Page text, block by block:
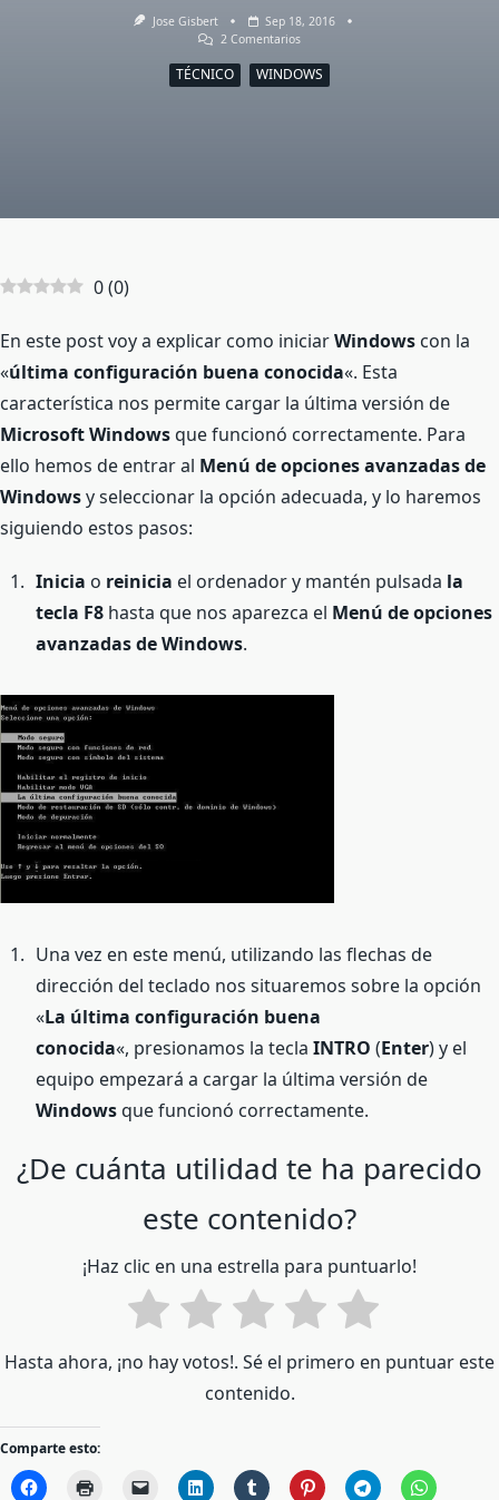
Jose Gisbert
Sep 18, 2016
2 ComentariosEn
Windows
Con
TÉCNICO WINDOWS
0(0)
En este post voy a explicar como iniciarWindows con la
«última configuración buena conocida«. Esta
característica nos permite cargar la última versión de
Microsoft Windowsque funcionó correctamente. Para
ello hemos de entrar al Menú de opciones avanzadas de
Windowsy seleccionar la opción adecuada, y lo haremos
siguiendo estos pasos:
Inicia o reinicia el ordenador y mantén pulsada la
tecla F8 hasta que nos aparezca el Menú de opciones
avanzadas de Windows.
Una vez en este menú, utilizando las flechas de
dirección del teclado nos situaremos sobre la opción
«La última configuración buena
conocida«, presionamos la tecla INTRO (Enter) y el
equipo empezará a cargar la última versión de
Windowsque funcionó correctamente.
¿De cuánta utilidad te ha parecido
este contenido?
¡Haz clic en una estrella para puntuarlo!
Hasta ahora, ¡no hay votos!. Sé el primero en puntuar este
contenido.
Comparte esto: